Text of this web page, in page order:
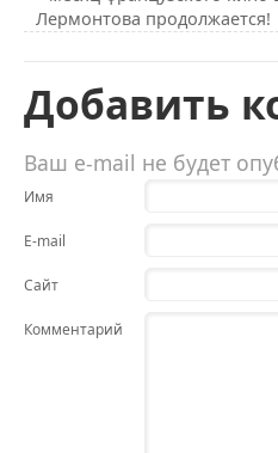
Лермонтова продолжается!
Добавить
Ваш e-mail не будет
Имя
E-mail
Сайт
Комментарий